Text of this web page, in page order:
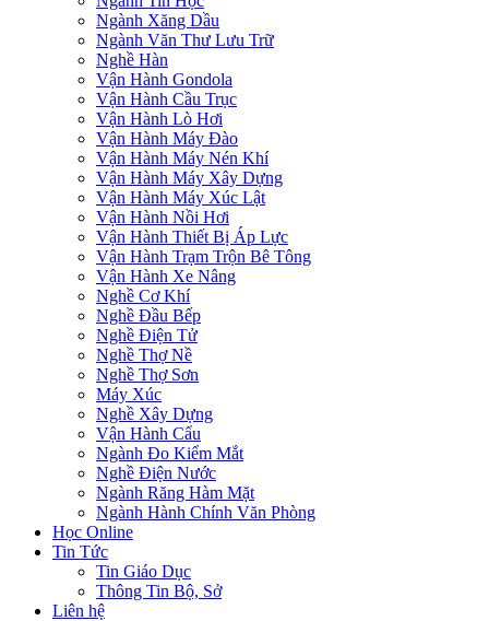
Ngành Xăng Dầu
Ngành Văn Thư Lưu Trữ
Nghề Hàn
Vận Hành Gondola
Vận Hành Cầu Trục
Vận Hành Lò Hơi
Vận Hành Máy Đào
Vận Hành Máy Nén Khí
Vận Hành Máy Xây Dựng
Vận Hành Máy Xúc Lật
Vận Hành Nồi Hơi
Vận Hành Thiết Bị Áp Lực
Vận Hành Trạm Trộn Bê Tông
Vận Hành Xe Nâng
Nghề Cơ Khí
Nghề Đầu Bếp
Nghề Điện Tử
Nghề Thợ Nề
Nghề Thợ Sơn
Máy Xúc
Nghề Xây Dựng
Vận Hành Cẩu
Ngành Đo Kiểm Mắt
Nghề Điện Nước
Ngành Răng Hàm Mặt
Ngành Hành Chính Văn Phòng
Học Online
Tin Tức
Tin Giáo Dục
Thông Tin Bộ, Sở
Liên hệ